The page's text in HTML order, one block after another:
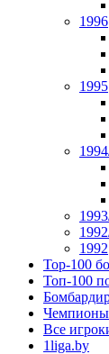
1996
1995
1992
Top-100
Топ-100
Все
1liga.by